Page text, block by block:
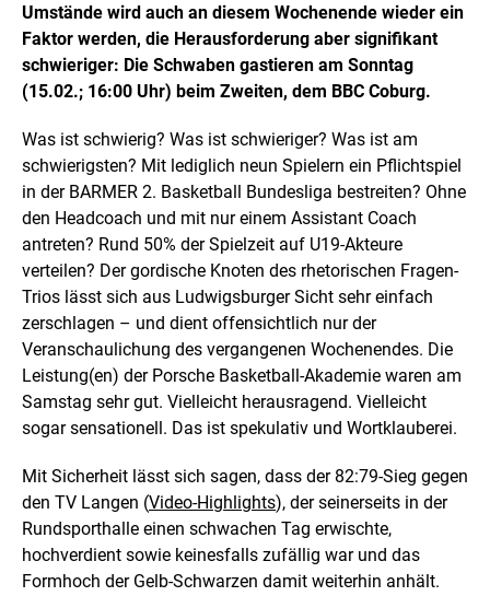
Umstände wird auch an diesem Wochenende wieder ein
Faktor werden, die Herausforderung aber signifikant
schwieriger: Die Schwaben gastieren am Sonntag
(15.02.; 16:00 Uhr) beim Zweiten, dem BBC Coburg.
Was ist schwierig? Was ist schwieriger? Was ist am
schwierigsten? Mit lediglich neun Spielern ein Pflichtspiel
in der BARMER 2. Basketball Bundesliga bestreiten? Ohne
den Headcoach und mit nur einem Assistant Coach
antreten? Rund 50% der Spielzeit auf U19-Akteure
verteilen? Der gordische Knoten des rhetorischen Fragen-
Trios lässt sich aus Ludwigsburger Sicht sehr einfach
zerschlagen – und dient offensichtlich nur der
Veranschaulichung des vergangenen Wochenendes. Die
Leistung(en) der Porsche Basketball-Akademie waren am
Samstag sehr gut. Vielleicht herausragend. Vielleicht
sogar sensationell. Das ist spekulativ und Wortklauberei.
Mit Sicherheit lässt sich sagen, dass der 82:79-Sieg gegen
den TV Langen (Video-Highlights), der seinerseits in der
Rundsporthalle einen schwachen Tag erwischte,
hochverdient sowie keinesfalls zufällig war und das
Formhoch der Gelb-Schwarzen damit weiterhin anhält.